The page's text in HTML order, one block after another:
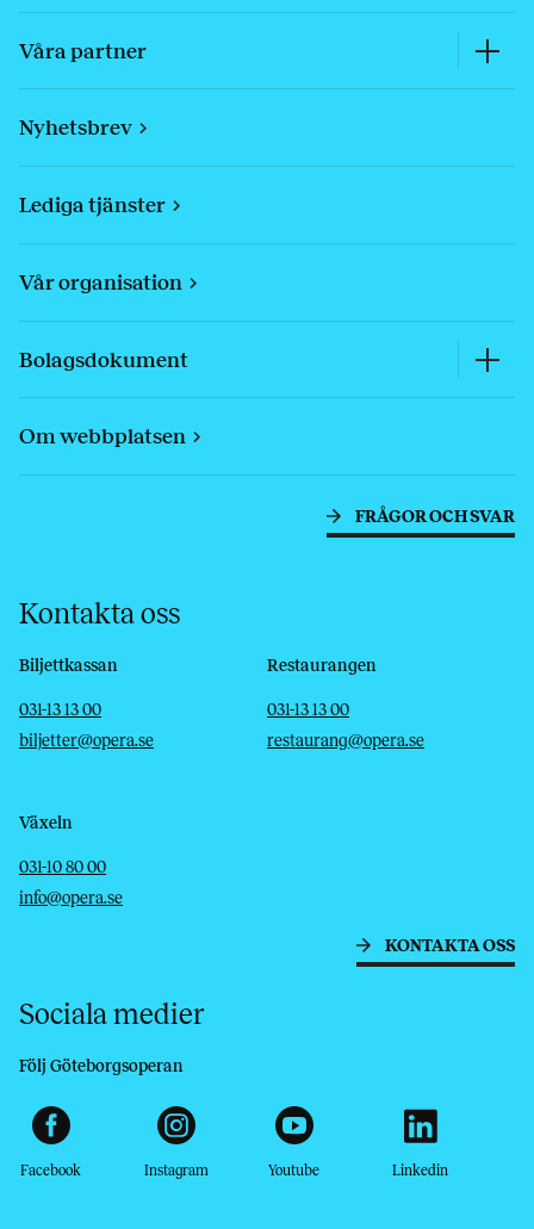
Våra partner
Nyhetsbrev
Lediga tjänster
Vår organisation
Bolagsdokument
Om webbplatsen
FRÅGOR OCH SVAR
Kontakta oss
Biljettkassan
Telefon
031-13 13 00
E-post
biljetter@opera.se
Restaurangen
Telefon
031-13 13 00
E-post
restaurang@opera.se
Växeln
Telefon
031-10 80 00
E-post
info@opera.se
KONTAKTA OSS
Sociala medier
Följ Göteborgsoperan
Facebook Instagram Youtube Linkedin